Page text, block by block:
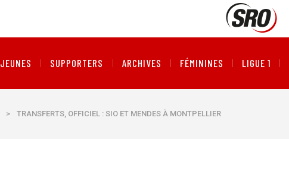
JEUNES SUPPORTERS ARCHIVES FÉMININES LIGUE 1
> TRANSFERTS, OFFICIEL : SIO ET MENDES À MONTPELLIER